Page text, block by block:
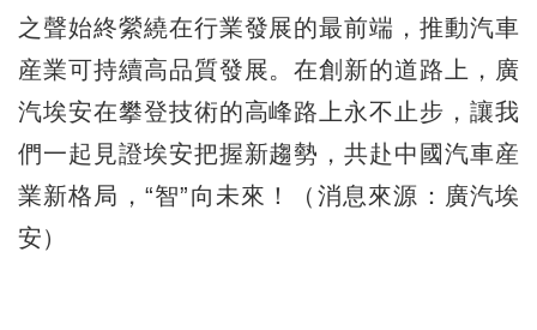
之聲始終縈繞在行業發展的最前端，推動汽車
産業可持續高品質發展。在創新的道路上，廣
汽埃安在攀登技術的高峰路上永不止步，讓我
們一起見證埃安把握新趨勢，共赴中國汽車産
業新格局，“智”向未來！（消息來源：廣汽埃
安）